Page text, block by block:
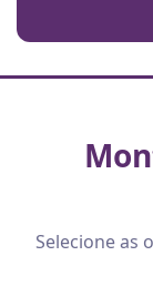
Selecione as